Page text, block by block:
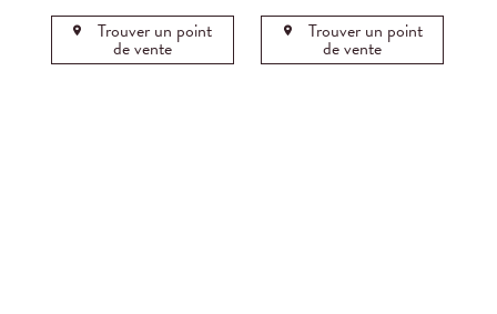
Trouver un point
de vente
Trouver un point
de vente